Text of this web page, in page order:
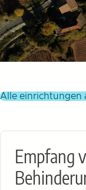
alle
Empfang